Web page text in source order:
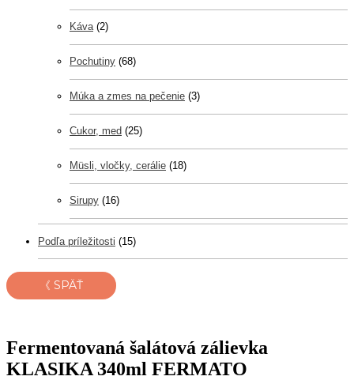
Káva (2)
Pochutiny (68)
Múka a zmes na pečenie (3)
Cukor, med (25)
Müsli, vločky, cerálie (18)
Sirupy (16)
Podľa príležitosti (15)
《 SPÄŤ
Fermentovaná šalátová zálievka
KLASIKA 340ml FERMATO